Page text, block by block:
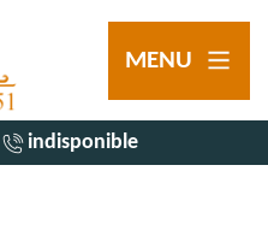
MENU
indisponible